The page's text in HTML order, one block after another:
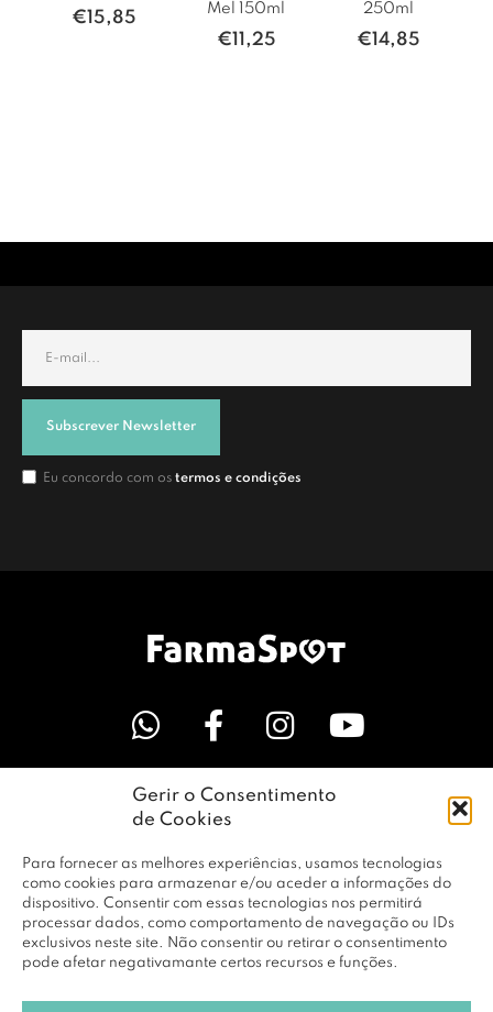
Gerir o Consentimento
de Cookies
Para fornecer as melhores experiências, usamos tecnologias
como cookies para armazenar e/ou aceder a informações do
dispositivo. Consentir com essas tecnologias nos permitirá
processar dados, como comportamento de navegação ou IDs
exclusivos neste site. Não consentir ou retirar o consentimento
pode afetar negativamante certos recursos e funções.
€15,85
Mel 150ml
€11,25
250ml
€14,85
Subscrever Newsletter
Eu concordo com os termos e condições
LINKS ÚTEIS
EMPRESA
PERFIL